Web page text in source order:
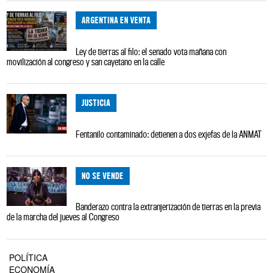
ARGENTINA EN VENTA
Ley de tierras al filo: el senado vota mañana con
movilización al congreso y san cayetano en la calle
JUSTICIA
Fentanilo contaminado: detienen a dos exjefas de la ANMAT
NO SE VENDE
Banderazo contra la extranjerización de tierras en la previa
de la marcha del jueves al Congreso
POLÍTICA
ECONOMÍA